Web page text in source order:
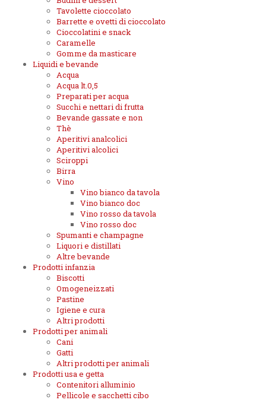
Tavolette cioccolato
Barrette e ovetti di cioccolato
Cioccolatini e snack
Caramelle
Gomme da masticare
Liquidi e bevande
Acqua
Acqua lt.0,5
Preparati per acqua
Succhi e nettari di frutta
Bevande gassate e non
Thè
Aperitivi analcolici
Aperitivi alcolici
Sciroppi
Birra
Vino
Vino bianco da tavola
Vino bianco doc
Vino rosso da tavola
Vino rosso doc
Spumanti e champagne
Liquori e distillati
Altre bevande
Prodotti infanzia
Biscotti
Omogeneizzati
Pastine
Igiene e cura
Altri prodotti
Prodotti per animali
Cani
Gatti
Altri prodotti per animali
Prodotti usa e getta
Contenitori alluminio
Pellicole e sacchetti cibo